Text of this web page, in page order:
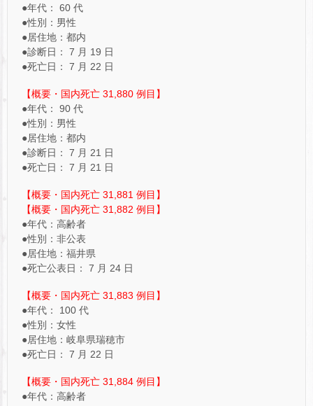
●年代： 60 代
●性別：男性
●居住地：都内
●診断日： 7 月 19 日
●死亡日： 7 月 22 日
【概要・国内死亡 31,880 例目】
●年代： 90 代
●性別：男性
●居住地：都内
●診断日： 7 月 21 日
●死亡日： 7 月 21 日
【概要・国内死亡 31,881 例目】
【概要・国内死亡 31,882 例目】
●年代：高齢者
●性別：非公表
●居住地：福井県
●死亡公表日： 7 月 24 日
【概要・国内死亡 31,883 例目】
●年代： 100 代
●性別：女性
●居住地：岐阜県瑞穂市
●死亡日： 7 月 22 日
【概要・国内死亡 31,884 例目】
●年代：高齢者